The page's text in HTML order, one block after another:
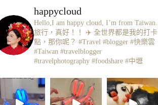
happycloud
Hello,I am happy cloud, I’m from Taiwan.
旅行，真好！！ ✈️ 全世界都是我的打卡
點，那你呢？ #Travel #blogger #快樂雲
#Taiwan #travelblogger
#travelphotography #foodshare #中壢